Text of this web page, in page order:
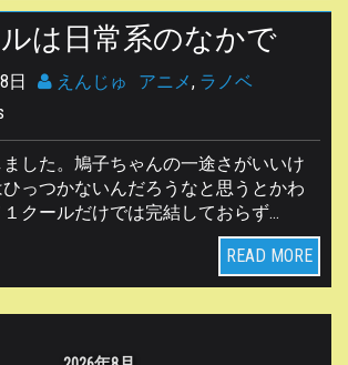
は日常系のなかで
日 えんじゅ アニメ, ラノベ
した。鳩子ちゃんの一途さがいいけ
っつかないんだろうなと思うとかわ
クールだけでは完結しておらず…
READ MORE